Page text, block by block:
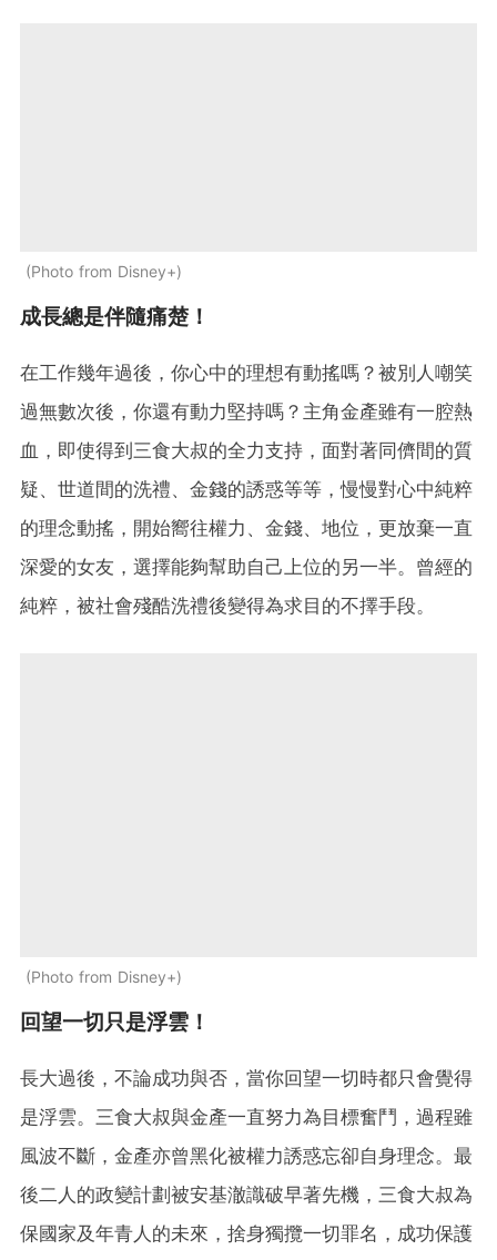
Photo from Disney+
成長總是伴隨痛楚！
在工作幾年過後，你心中的理想有動搖嗎？被別人嘲笑
過無數次後，你還有動力堅持嗎？主角金產雖有一腔熱
血，即使得到三食大叔的全力支持，面對著同儕間的質
疑、世道間的洗禮、金錢的誘惑等等，慢慢對心中純粹
的理念動搖，開始嚮往權力、金錢、地位，更放棄一直
深愛的女友，選擇能夠幫助自己上位的另一半。曾經的
純粹，被社會殘酷洗禮後變得為求目的不擇手段。
Photo from Disney+
回望一切只是浮雲！
長大過後，不論成功與否，當你回望一切時都只會覺得
是浮雲。三食大叔與金產一直努力為目標奮鬥，過程雖
風波不斷，金產亦曾黑化被權力誘惑忘卻自身理念。最
後二人的政變計劃被安基澈識破早著先機，三食大叔為
保國家及年青人的未來，捨身獨攬一切罪名，成功保護